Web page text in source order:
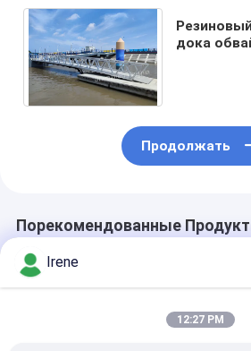
дока
Продолжать
Порекомендованные
Irene
12:27 PM